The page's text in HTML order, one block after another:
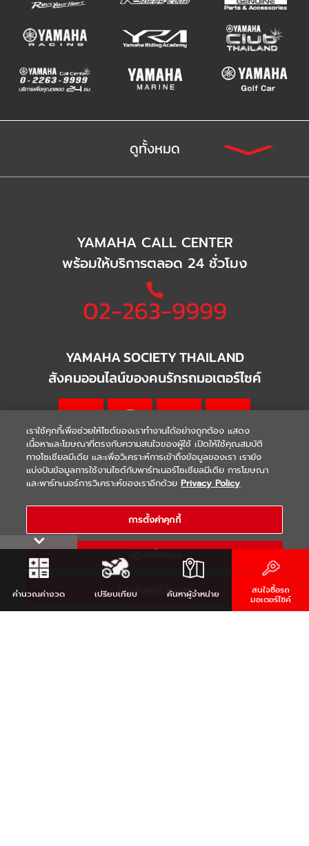
ดูทั้งหมด
YAMAHA CALL CENTER
พร้อมให้บริการตลอด 24 ชั่วโมง
02-263-9999
YAMAHA SOCIETY THAILAND
สังคมออนไลน์ของคนรักรถมอเตอร์ไซค์
WARRANTY | Terms & Conditions
COPYRIGHT 2021 THAI YAMAHA MOTOR CO.,LTD. ALL RIGHTS
RESERVED
คำนวณค่างวด เปรียบเทียบ ค้นหาผู้จำหน่าย สนใจซื้อรถ
มอเตอร์ไซค์
เราใช้คุกกี้เพื่อช่วยให้ไซต์ของเราทำงานได้อย่างถูกต้อง แสดง
เนื้อหาและโฆษณาที่ตรงกับความสนใจของผู้ใช้ เปิดให้ใช้คุณสมบัติ
ทางโซเชียลมีเดีย และเพื่อวิเคราะห์การเข้าถึงข้อมูลของเรา เรายัง
แบ่งปันข้อมูลการใช้งานไซต์กับพาร์ทเนอร์โซเชียลมีเดีย การโฆษณา
และพาร์ทเนอร์การวิเคราะห์ของเราอีกด้วย Privacy Policy
การตั้งค่าคุกกี้
ยอมรับคุกกี้ทั้งหมด